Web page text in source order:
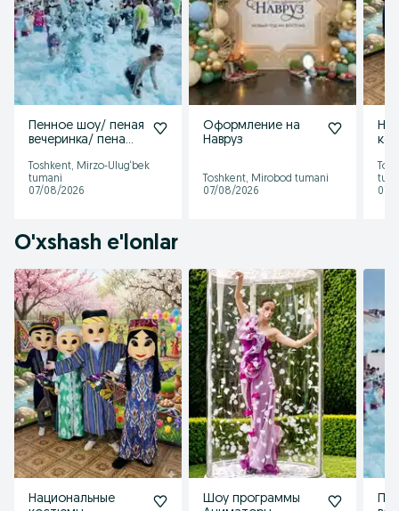
Пенное шоу/ пеная
вечеринка/ пена
Toshkent, Mirzo-Ulug‘bek
tumani
07/08/2026
Оформление на
Навруз
Toshkent, Mirobod tumani
07/08/2026
07/
O'xshash e'lonlar
Национальные
Шоу программы